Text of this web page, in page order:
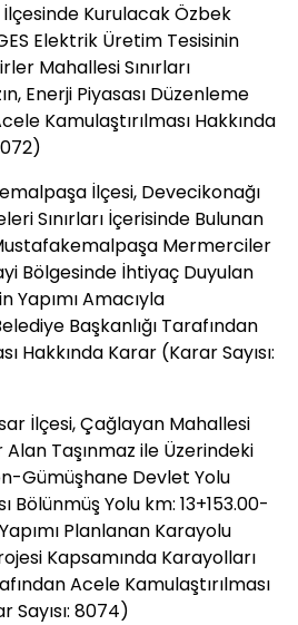
İlçesinde Kurulacak Özbek
Elektrik Üretim Tesisinin
Mahallesi Sınırları
Enerji Piyasası Düzenleme
Kamulaştırılması Hakkında
İlçesi, Devecikonağı
Sınırları İçerisinde Bulunan
Mermerciler
Bölgesinde İhtiyaç Duyulan
Yapımı Amacıyla
Başkanlığı Tarafından
Hakkında Karar (Karar Sayısı:
İlçesi, Çağlayan Mahallesi
Alan Taşınmaz ile Üzerindeki
Gümüşhane Devlet Yolu
Bölünmüş Yolu km: 13+153.00-
Planlanan Karayolu
Kapsamında Karayolları
Acele Kamulaştırılması
Sayısı: 8074)